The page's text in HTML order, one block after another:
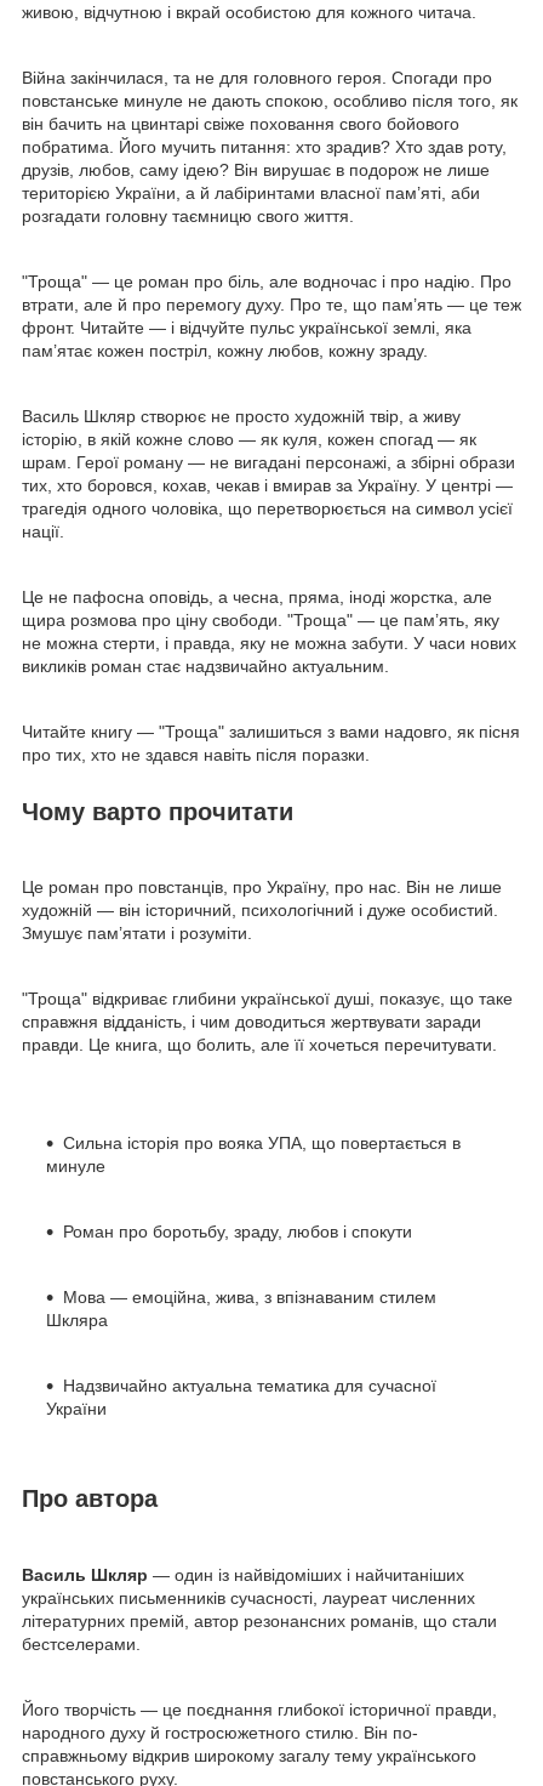
живою, відчутною і вкрай особистою для кожного читача.
Війна закінчилася, та не для головного героя. Спогади про
повстанське минуле не дають спокою, особливо після того, як
він бачить на цвинтарі свіже поховання свого бойового
побратима. Його мучить питання: хто зрадив? Хто здав роту,
друзів, любов, саму ідею? Він вирушає в подорож не лише
територією України, а й лабіринтами власної пам’яті, аби
розгадати головну таємницю свого життя.
"Троща" — це роман про біль, але водночас і про надію. Про
втрати, але й про перемогу духу. Про те, що пам’ять — це теж
фронт. Читайте — і відчуйте пульс української землі, яка
пам’ятає кожен постріл, кожну любов, кожну зраду.
Василь Шкляр створює не просто художній твір, а живу
історію, в якій кожне слово — як куля, кожен спогад — як
шрам. Герої роману — не вигадані персонажі, а збірні образи
тих, хто боровся, кохав, чекав і вмирав за Україну. У центрі —
трагедія одного чоловіка, що перетворюється на символ усієї
нації.
Це не пафосна оповідь, а чесна, пряма, іноді жорстка, але
щира розмова про ціну свободи. "Троща" — це пам’ять, яку
не можна стерти, і правда, яку не можна забути. У часи нових
викликів роман стає надзвичайно актуальним.
Читайте книгу — "Троща" залишиться з вами надовго, як пісня
про тих, хто не здався навіть після поразки.
Чому варто прочитати
Це роман про повстанців, про Україну, про нас. Він не лише
художній — він історичний, психологічний і дуже особистий.
Змушує пам’ятати і розуміти.
"Троща" відкриває глибини української душі, показує, що таке
справжня відданість, і чим доводиться жертвувати заради
правди. Це книга, що болить, але її хочеться перечитувати.
Сильна історія про вояка УПА, що повертається в
минуле
Роман про боротьбу, зраду, любов і спокути
Мова — емоційна, жива, з впізнаваним стилем
Шкляра
Надзвичайно актуальна тематика для сучасної
України
Про автора
Василь Шкляр — один із найвідоміших і найчитаніших
українських письменників сучасності, лауреат численних
літературних премій, автор резонансних романів, що стали
бестселерами.
Його творчість — це поєднання глибокої історичної правди,
народного духу й гостросюжетного стилю. Він по-
справжньому відкрив широкому загалу тему українського
повстанського руху.